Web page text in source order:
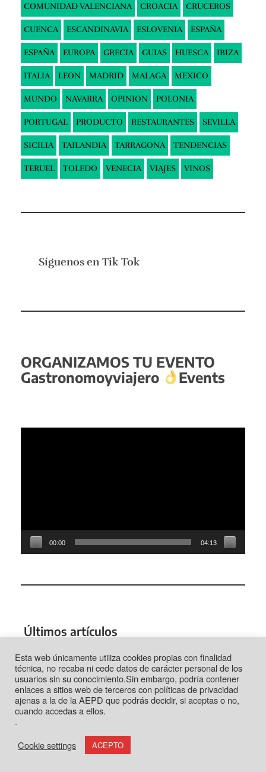
COMUNIDAD VALENCIANA CROACIA CRUCEROS
CUENCA ESCANDINAVIA ESLOVENIA ESPAÑA
ESPAÑA EUROPA GRECIA GUIAS HUESCA IBIZA
ITALIA LEON MADRID MALAGA MEXICO
MUNDO NAVARRA OPINION POLONIA
PORTUGAL PRODUCTO RESTAURANTES SEVILLA
SICILIA TAILANDIA TARRAGONA TENDENCIAS
TERUEL TOLEDO VENECIA VIAJES VINOS
Síguenos en Tik Tok
ORGANIZAMOS TU EVENTO
Gastronomoyviajero
Events
00:00 04:13
Últimos artículos
Fiordos: una «ventana» para escapar del calor
Jun 27, 2026
Tortosa: la vida según el Ebro
Jun 21, 2026
Esta web únicamente utiliza cookies propias con finalidad
técnica, no recaba ni cede datos de carácter personal de los
usuarios sin su conocimiento.Sin embargo, podría contener
enlaces a sitios web de terceros con políticas de privacidad
ajenas a la de la AEPD que podrás decidir, si aceptas o no,
cuando accedas a ellos.
.
Cookie settings
ACEPTO